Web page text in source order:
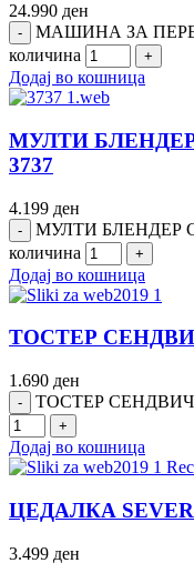
24.990 ден
МАШИНА ЗА
количина
Додај во кошница
МУЛТИ БЛЕНДЕР
3737
4.199 ден
МУЛТИ БЛЕНДЕР
количина
Додај во кошница
ТОСТЕР СЕНДВИЧ
1.690 ден
ТОСТЕР СЕНДВИЧ
Додај во кошница
ЦЕДАЛКА
3.499 ден